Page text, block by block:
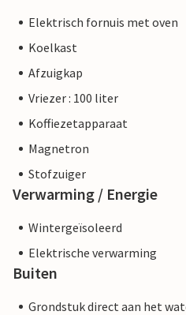
Elektrisch fornuis met oven
Koelkast
Afzuigkap
Vriezer : 100 liter
Koffiezetapparaat
Magnetron
Stofzuiger
Verwarming / Energie
Wintergeïsoleerd
Elektrische verwarming
Buiten
Grondstuk direct aan het